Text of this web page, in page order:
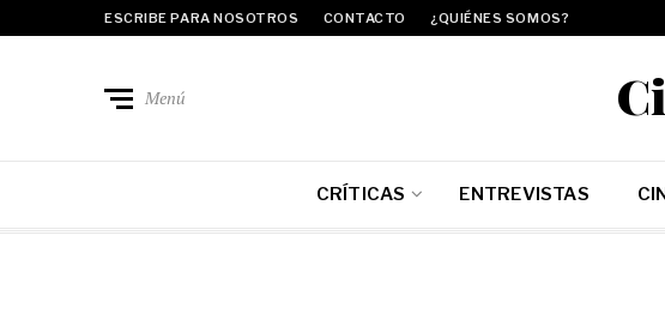
ESCRIBE PARA NOSOTROS CONTACTO ¿QUIÉNES SOMOS?
Menú
CRÍTICAS ENTREVISTAS